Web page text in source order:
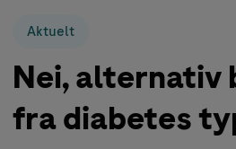
Aktuelt
Nei, alternativ
fra diabetes